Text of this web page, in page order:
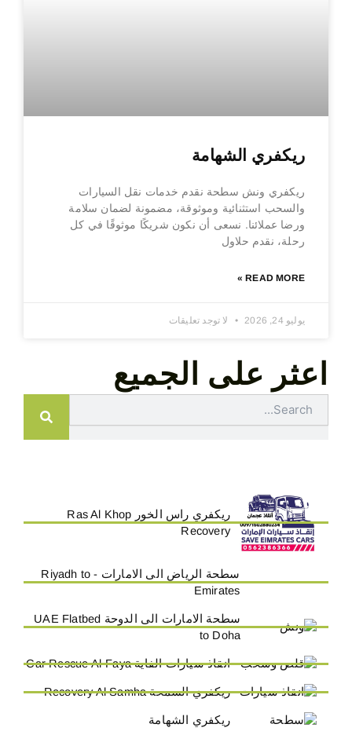
ريكفري الشهامة
ريكفري ونش سطحة نقدم خدمات نقل السيارات
والسحب استثنائية وموثوقة، مضمونة لضمان سلامة
ورضا عملائنا. نسعى أن نكون شريكًا موثوقًا في كل
رحلة، نقدم حلاول
READ MORE »
يوليو 24, 2026 لا توجد تعليقات
اعثر على الجميع
ريكفري راس الخور Ras Al Khop
Recovery
سطحة الرياض الى الامارات - Riyadh to
Emirates
سطحة الامارات الى الدوحة UAE Flatbed
to Doha
انقاذ سيارات الفاية Car Rescue Al-Faya
ريكفري السمحة Recovery Al Samha
ريكفري الشهامة